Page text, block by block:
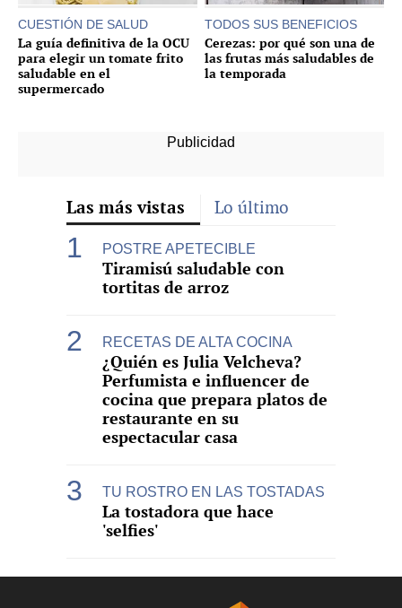
CUESTIÓN DE SALUD
La guía definitiva de la OCU
para elegir un tomate frito
saludable en el
supermercado
TODOS SUS BENEFICIOS
Cerezas: por qué son una de
las frutas más saludables de
la temporada
Las más vistas Lo último
POSTRE APETECIBLE
Tiramisú saludable con
tortitas de arroz
RECETAS DE ALTA COCINA
¿Quién es Julia Velcheva?
Perfumista e influencer de
cocina que prepara platos de
restaurante en su
espectacular casa
TU ROSTRO EN LAS TOSTADAS
La tostadora que hace
'selfies'